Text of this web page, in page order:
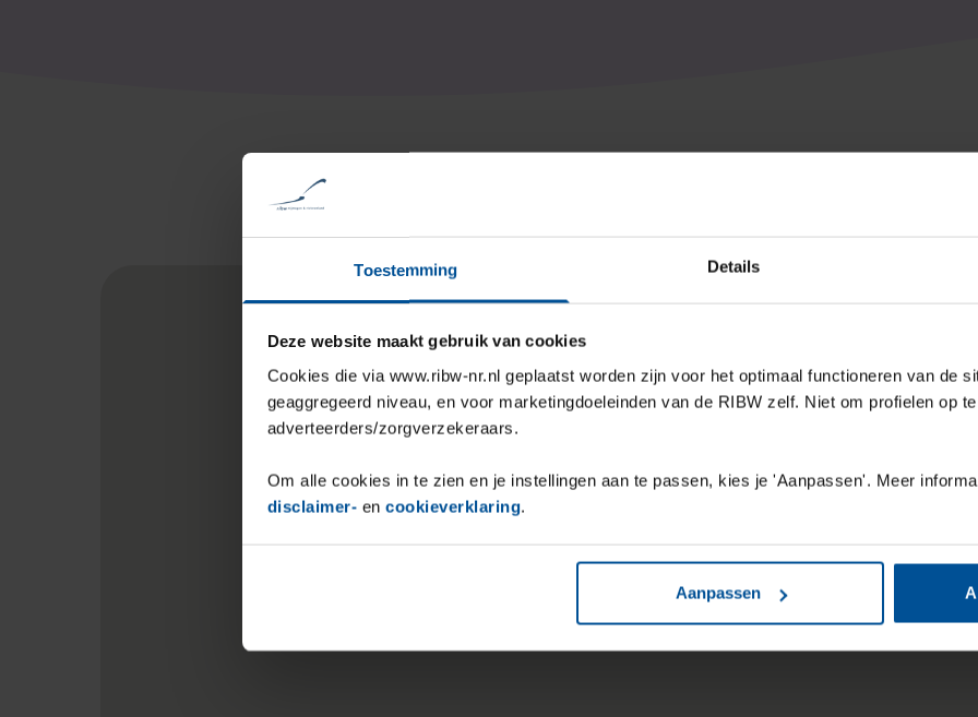
Toestemming Details
Deze website maakt gebruik van cookies
Cookies die via www.ribw-nr.nl geplaatst worden zijn voor het optimaal functioneren van de
geaggregeerd niveau, en voor marketingdoeleinden van de RIBW zelf. Niet om profielen op
adverteerders/zorgverzekeraars.
Om alle cookies in te zien en je instellingen aan te passen, kies je 'Aanpassen'. Meer
disclaimer- en cookieverklaring.
Aanpassen